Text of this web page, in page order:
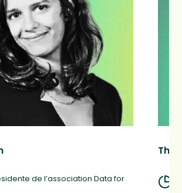
de l’association Data for